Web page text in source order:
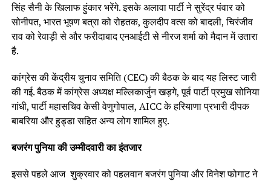
सिंह सैनी के खिलाफ हुंकार भरेंगे. इसके अलावा पार्टी ने सुरेंद्र पंवार को
सोनीपत, भारत भूषण बत्रा को रोहतक, कुलदीप वत्स को बादली, चिरंजीव
राव को रेवाड़ी से और फरीदाबाद एनआईटी से नीरज शर्मा को मैदान में उतारा
है.
कांग्रेस की केंद्रीय चुनाव समिति (CEC) की बैठक के बाद यह लिस्ट जारी
की गई. बैठक में कांग्रेस अध्यक्ष मल्लिकार्जुन खड़गे, पूर्व पार्टी प्रमुख सोनिया
गांधी, पार्टी महासचिव केसी वेणुगोपाल, AICC के हरियाणा प्रभारी दीपक
बाबरिया और हुड्डा सहित अन्य लोग शामिल हुए.
बजरंग पुनिया की उम्मीदवारी का इंतजार
इससे पहले आज शुक्रवार को पहलवान बजरंग पुनिया और विनेश फोगाट ने